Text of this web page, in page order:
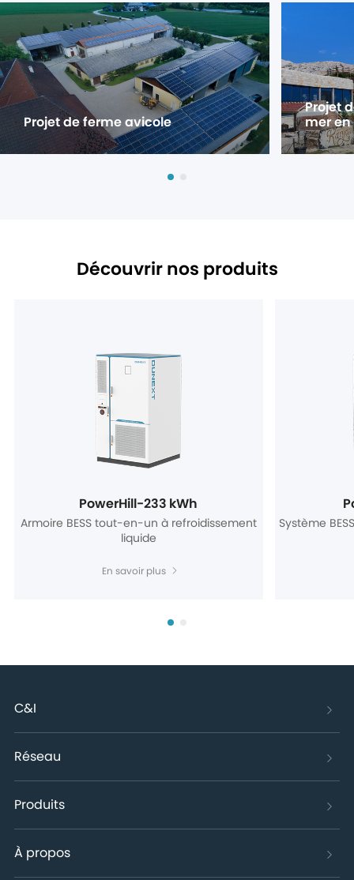
Projet de ferme avicole
Projet
mer en
Découvrir nos produits
PowerHill-233 kWh
Armoire BESS tout-en-un à refroidissement
liquide
En savoir plus
Système
C&I
Réseau
Produits
À propos